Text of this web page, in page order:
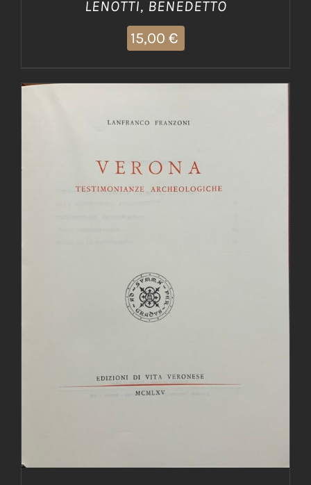
LENOTTI, BENEDETTO
15,00 €
AGGIUNGI AL CARRELLO